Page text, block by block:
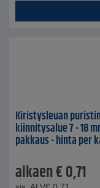
Kiristysleuan
kiinnitysalue 7 - 18
pakkaus - hinta per
alkaen€0,71